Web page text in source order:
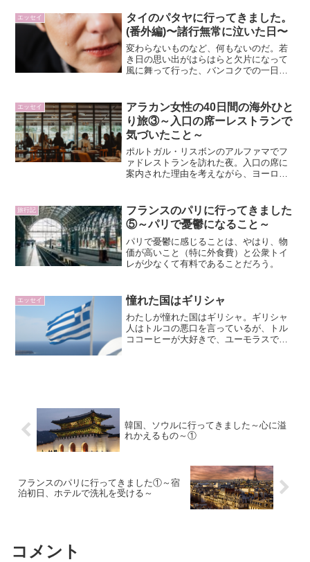
エッセイ
タイのパタヤに行ってきました。
(番外編)〜諸行無常に泣いた日〜
変わらないものなど、何もないのだ。若
き日の思い出がはらはらと欠片になって
風に舞って行った、バンコクでの一日
エッセイ
アラカン女性の40日間の海外ひと
り旅③～入口の席ーレストランで
気づいたこと～
ポルトガル・リスボンのアルファマでフ
ァドレストランを訪れた夜。入口の席に
案内された理由を考えながら、ヨーロッ
旅行記
フランスのパリに行ってきました
⑤～パリで憂鬱になること～
パリで憂鬱に感じることは、やはり、物
価が高いこと（特に外食費）と公衆トイ
レが少なくて有料であることだろう。
エッセイ 憧れた国はギリシャ
わたしが憧れた国はギリシャ。ギリシャ
人はトルコの悪口を言っているが、トル
ココーヒーが大好きで、ユーモラスで憎
韓国、ソウルに行ってきました～心に溢
れかえるもの～①
フランスのパリに行ってきました①～宿
泊初日、ホテルで洗礼を受ける～
コメント